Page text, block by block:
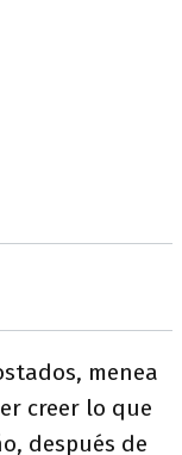
menea
creer lo que
después de